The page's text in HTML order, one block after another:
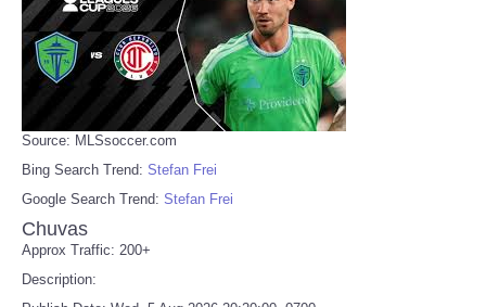
Source: MLSsoccer.com
Bing Search Trend: Stefan Frei
Google Search Trend: Stefan Frei
Chuvas
Approx Traffic: 200+
Description: